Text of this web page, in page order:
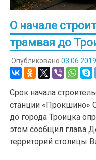
О начале
трамвая до
Опубликовано 03.06.2019
Срок начала
станции «Прокшино»
до города Троицка
этом сообщил глава
территорий столицы